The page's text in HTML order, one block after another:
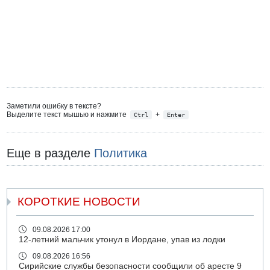
Заметили ошибку в тексте?
Выделите текст мышью и нажмите
Ctrl + Enter
Еще в разделе Политика
КОРОТКИЕ НОВОСТИ
09.08.2026 17:00
12-летний мальчик утонул в Иордане, упав из лодки
09.08.2026 16:56
Сирийские службы безопасности сообщили об аресте 9